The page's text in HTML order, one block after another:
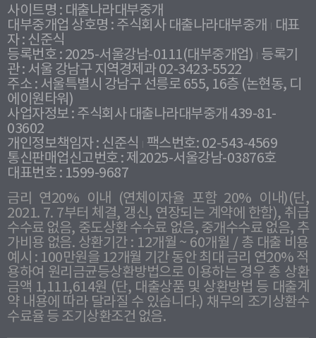
사이트명 : 대출나라대부중개
대부중개업 상호명 : 주식회사 대출나라대부중개
대표
자 : 신준식
등록번호 : 2025-서울강남-0111(대부중개업) 등록기
관 : 서울 강남구 지역경제과 02-3423-5522
주소 : 서울특별시 강남구 선릉로 655, 16층 (논현동, 디
에이원타워)
사업자정보 : 주식회사 대출나라대부중개 439-81-
03602
개인정보책임자 : 신준식
팩스번호: 02-543-4569
통신판매업신고번호 : 제2025-서울강남-03876호
대표번호 : 1599-9687
금리 연20% 이내 (연체이자율 포함 20% 이내)(단,
2021. 7. 7부터 체결, 갱신, 연장되는 계약에 한함), 취급
수수료 없음, 중도상환 수수료 없음, 중개수수료 없음, 추
가비용 없음. 상환기간 : 12개월 ~ 60개월 / 총 대출 비용
예시 : 100만원을 12개월 기간 동안 최대 금리 연20% 적
용하여 원리금균등상환방법으로 이용하는 경우 총 상환
금액 1,111,614원 (단, 대출상품 및 상환방법 등 대출계
약 내용에 따라 달라질 수 있습니다.) 채무의 조기상환수
수료율 등 조기상환조건 없음.